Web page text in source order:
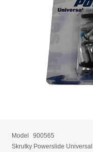
Model
900565
Skrutky Powerslide